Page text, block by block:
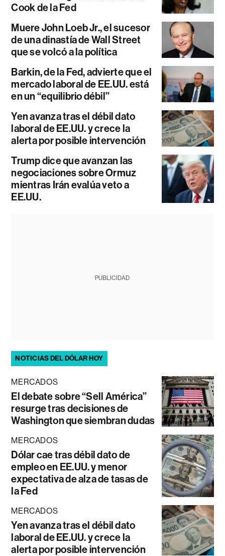
Cook de la Fed
Muere John Loeb Jr., el sucesor
de una dinastía de Wall Street
que se volcó a la política
Barkin, de la Fed, advierte que el
mercado laboral de EE.UU. está
en un “equilibrio débil”
Yen avanza tras el débil dato
laboral de EE.UU. y crece la
alerta por posible intervención
Trump dice que avanzan las
negociaciones sobre Ormuz
mientras Irán evalúa veto a
EE.UU.
PUBLICIDAD
NOTICIAS DEL DÓLAR HOY
MERCADOS
El debate sobre “Sell América”
resurge tras decisiones de
Washington que siembran dudas
MERCADOS
Dólar cae tras débil dato de
empleo en EE.UU. y menor
expectativa de alza de tasas de
la Fed
MERCADOS
Yen avanza tras el débil dato
laboral de EE.UU. y crece la
alerta por posible intervención